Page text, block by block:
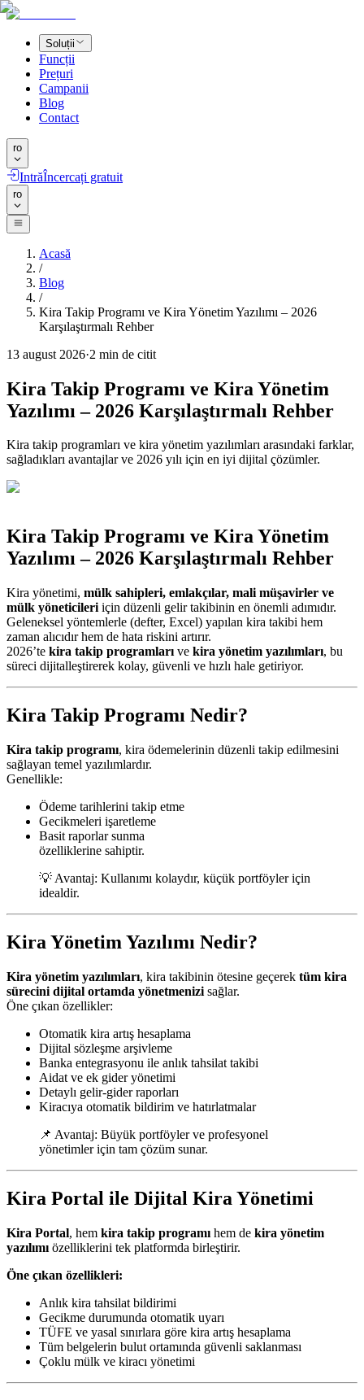
Soluții
Funcții
Prețuri
Campanii
Blog
Contact
ro
IntrăÎncercați gratuit
ro
Acasă
/
Blog
/
Kira Takip Programı ve Kira Yönetim Yazılımı – 2026
Karşılaştırmalı Rehber
13 august 2026·2 min de citit
Kira Takip Programı ve Kira Yönetim
Yazılımı – 2026 Karşılaştırmalı Rehber
Kira takip programları ve kira yönetim yazılımları arasındaki farklar,
sağladıkları avantajlar ve 2026 yılı için en iyi dijital çözümler.
Kira Takip Programı ve Kira Yönetim
Yazılımı – 2026 Karşılaştırmalı Rehber
Kira yönetimi, mülk sahipleri, emlakçılar, mali müşavirler ve
mülk yöneticileri için düzenli gelir takibinin en önemli adımıdır.
Geleneksel yöntemlerle (defter, Excel) yapılan kira takibi hem
zaman alıcıdır hem de hata riskini artırır.
2026’te kira takip programları ve kira yönetim yazılımları, bu
süreci dijitalleştirerek kolay, güvenli ve hızlı hale getiriyor.
Kira Takip Programı Nedir?
Kira takip programı, kira ödemelerinin düzenli takip edilmesini
sağlayan temel yazılımlardır.
Genellikle:
Ödeme tarihlerini takip etme
Gecikmeleri işaretleme
Basit raporlar sunma
özelliklerine sahiptir.
💡 Avantaj: Kullanımı kolaydır, küçük portföyler için
idealdir.
Kira Yönetim Yazılımı Nedir?
Kira yönetim yazılımları, kira takibinin ötesine geçerek tüm kira
sürecini dijital ortamda yönetmenizi sağlar.
Öne çıkan özellikler:
Otomatik kira artış hesaplama
Dijital sözleşme arşivleme
Banka entegrasyonu ile anlık tahsilat takibi
Aidat ve ek gider yönetimi
Detaylı gelir-gider raporları
Kiracıya otomatik bildirim ve hatırlatmalar
📌 Avantaj: Büyük portföyler ve profesyonel
yönetimler için tam çözüm sunar.
Kira Portal ile Dijital Kira Yönetimi
Kira Portal, hem kira takip programı hem de kira yönetim
yazılımı özelliklerini tek platformda birleştirir.
Öne çıkan özellikleri:
Anlık kira tahsilat bildirimi
Gecikme durumunda otomatik uyarı
TÜFE ve yasal sınırlara göre kira artış hesaplama
Tüm belgelerin bulut ortamında güvenli saklanması
Çoklu mülk ve kiracı yönetimi